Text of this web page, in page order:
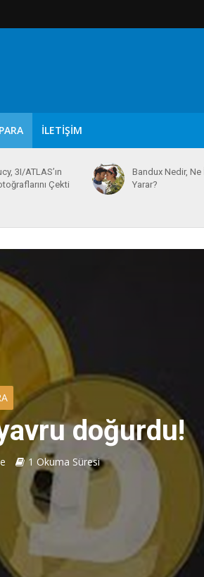
İLETIŞIM
3I/ATLAS’ın
Çekti
Bandux Nedir, Ne
Yarar?
doğurdu!
1 Okuma Süresi